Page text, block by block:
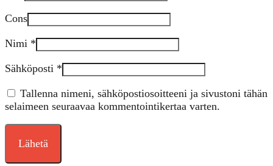
Cons
Nimi *
Sähköposti *
Tallenna nimeni, sähköpostiosoitteeni ja sivustoni tähän
selaimeen seuraavaa kommentointikertaa varten.